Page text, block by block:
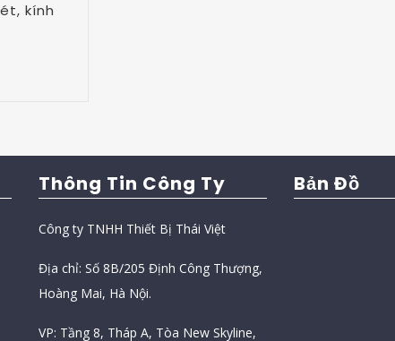
kính
Thông Tin Công Ty
Công ty TNHH Thiết Bị Thái Việt
Địa chỉ: Số 8B/205 Định Công Thượng,
Hoàng Mai, Hà Nội.
VP: Tầng 8, Tháp A, Tòa New Skyline,
Bản Đồ